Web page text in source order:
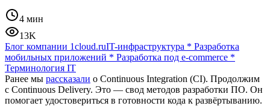
4 мин
13K
Блог компании 1cloud.ruIT-инфраструктура * Разработка
мобильных приложений * Разработка под e-commerce *
Терминология IT
Ранее мы рассказали о Continuous Integration (CI). Продолжим
с Continuous Delivery. Это — свод методов разработки ПО. Он
помогает удостовериться в готовности кода к развёртыванию.